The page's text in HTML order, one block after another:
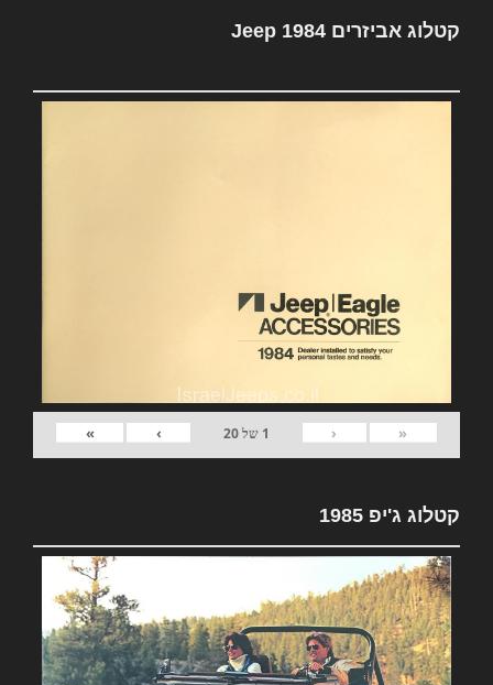
קטלוג אביזרים Jeep 1984
«
‹
1 של20
›
»
קטלוג ג'יפ 1985